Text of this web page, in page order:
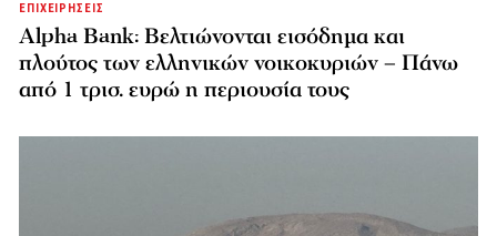
ΕΠΙΧΕΙΡΗΣΕΙΣ
Alpha Bank: Βελτιώνονται εισόδημα και
πλούτος των ελληνικών νοικοκυριών – Πάνω
από 1 τρισ. ευρώ η περιουσία τους